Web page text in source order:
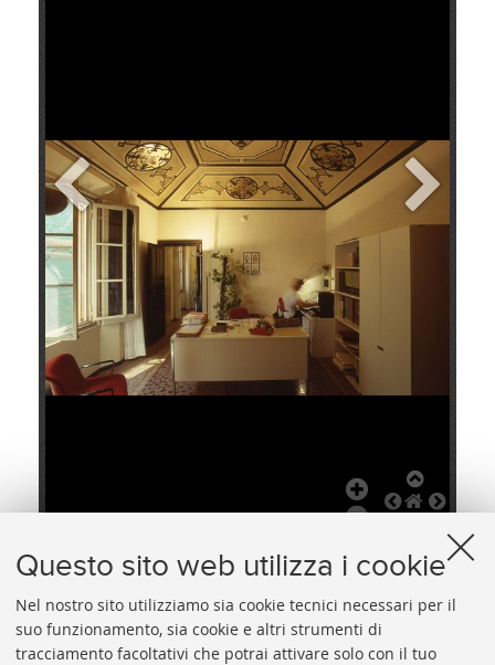
Questo sito web utilizza i cookie
Nel nostro sito utilizziamo sia cookie tecnici necessari per il
suo funzionamento, sia cookie e altri strumenti di
tracciamento facoltativi che potrai attivare solo con il tuo
+
Add Item
Segreteria e ricevimento del pubblico Un economista al lavoro nel suo studio